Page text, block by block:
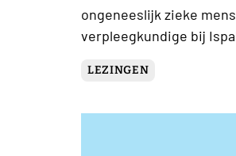
ongeneeslijk zieke
verpleegkundige bij
LEZINGEN